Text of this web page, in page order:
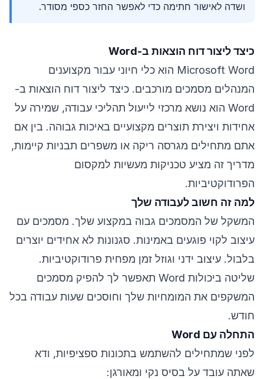
ושדה לאישור חתימה כדי לאפשר החזר כספי מסודר.
כיצד ליצור דוח הוצאות ב-Word
Microsoft Word הוא כלי חיוני עבור מקצוענים
המנהלים מסמכים מורכבים. כיצד ליצור דוח הוצאות ב-
Word הוא נושא מרכזי לייעול תהליכי עבודה, שמירה על
אחידות ויצירת תוצרים מקצועיים באיכות גבוהה. בין אם
אתם מתחילים מגרסה ריקה או משפרים תבניות קיימות,
מדריך זה מציע טכניקות מעשיות למקסום
הפרודוקטיביות.
למה זה חשוב לעבודה שלך
המשקל של המסמכים גבוה במקצוע שלך. מסמכים עם
עיצוב לקוי פוגעים באמינות. סגנונות לא אחידים יוצרים
בלבול. עיצוב ידני וגוזל זמן מפחית פרודוקטיביות.
שליטה ביכולות Word תאפשר לך להפיק מסמכים
המשקפים את המומחיות שלך וחוסכים שעות עבודה בכל
חודש.
התחלה עם Word
לפני שמתחילים להשתמש בתכונות ספציפיות, ודא
שאתה עובד על בסיס נקי ומאורגן: